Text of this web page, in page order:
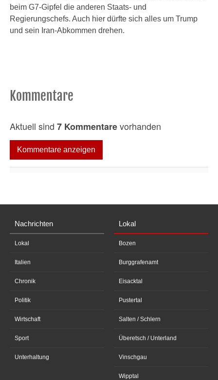
beim G7-Gipfel die anderen Staats- und
Regierungschefs. Auch hier dürfte sich alles um Trump
und sein Iran-Abkommen drehen.
Kommentare
Aktuell sind 7 Kommentarevorhanden
Kommentare anzeigen
Nachrichten
Lokal
Italien
Chronik
Politik
Wirtschaft
Sport
Unterhaltung
Lokal
Bozen
Burggrafenamt
Eisacktal
Pustertal
Salten / Schlern
Überetsch / Unterland
Vinschgau
Wipptal